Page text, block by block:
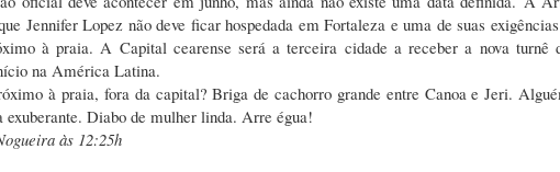
Jennifer Lopez não deve ficar hospedada em Fortaleza e uma de suas
à praia. A Capital cearense será a terceira cidade a receber a nova turnê
na América Latina.
à praia, fora da capital? Briga de cachorro grande entre Canoa e Jeri.
exuberante. Diabo de mulher linda. Arre égua!
às 12:25h